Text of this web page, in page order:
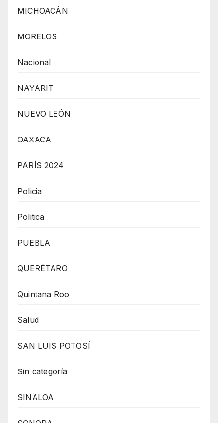
MICHOACÁN
MORELOS
Nacional
NAYARIT
NUEVO LEÓN
OAXACA
PARÍS 2024
Policia
Politica
PUEBLA
QUERÉTARO
Quintana Roo
Salud
SAN LUIS POTOSÍ
Sin categoría
SINALOA